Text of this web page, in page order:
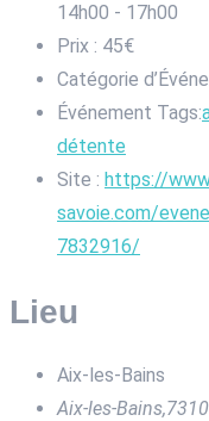
14h00 - 17h00
Prix : 45€
Catégorie
Événement Tags:
détente
Site : https://
savoie.com/
7832916/
Lieu
Aix-les-Bains
Aix-les-Bains,